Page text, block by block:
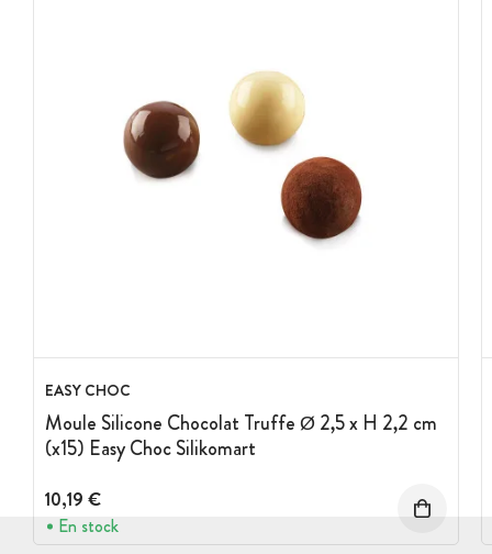
EASY CHOC
Moule Silicone Chocolat Truffe Ø 2,5 x H 2,2 cm
(x15) Easy Choc Silikomart
10,19 €
En stock